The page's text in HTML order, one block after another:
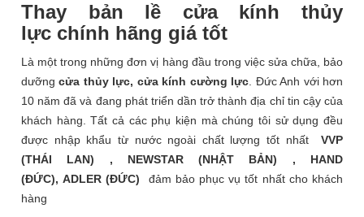
Thay bản lề cửa kính thủy
lực chính hãng giá tốt
Là một trong những đơn vị hàng đầu trong việc sửa chữa, bảo
dưỡngcửa thủy lực, cửa kính cường lực. Đức Anh với hơn
10 năm đã và đang phát triển dần trở thành địa chỉ tin cậy của
khách hàng. Tất cả các phụ kiện mà chúng tôi sử dụng đều
được nhập khẩu từ nước ngoài chất lượng tốt nhất
VVP
(THÁI LAN) , NEWSTAR (NHẬT BẢN) , HAND
(ĐỨC), ADLER (ĐỨC)
đảm bảo phục vụ tốt nhất cho khách
hàng